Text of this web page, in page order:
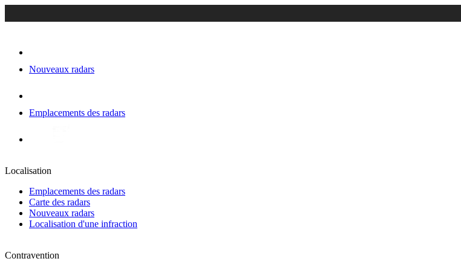
Nouveaux radars
Emplacements des radars
Localisation
Emplacements des radars
Carte des radars
Nouveaux radars
Localisation d'une infraction
Contravention